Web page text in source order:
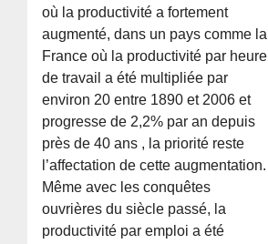
où la productivité a fortement
augmenté, dans un pays comme la
France où la productivité par heure
de travail a été multipliée par
environ 20 entre 1890 et 2006 et
progresse de 2,2% par an depuis
près de 40 ans , la priorité reste
l’affectation de cette augmentation.
Même avec les conquêtes
ouvrières du siècle passé, la
productivité par emploi a été